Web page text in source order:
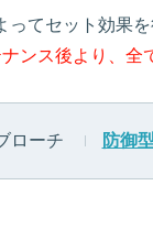
ってセット効果
ンス後より、全
ローチ 防御